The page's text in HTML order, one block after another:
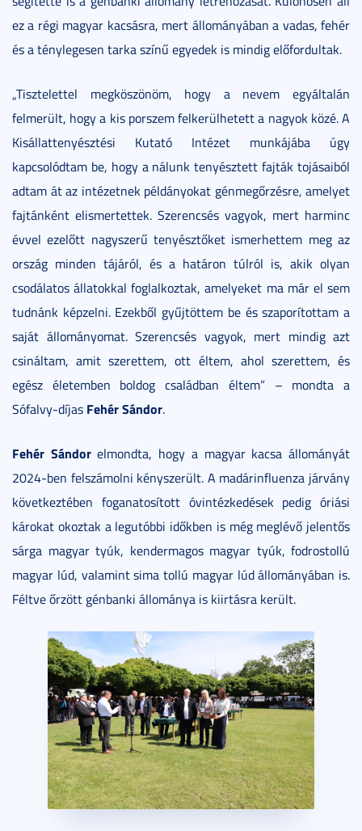
ez a régi magyar kacsásra, mert állományában a vadas, fehér
és a ténylegesen tarka színű egyedek is mindig előfordultak.
„Tisztelettel megköszönöm, hogy a nevem egyáltalán
felmerült, hogy a kis porszem felkerülhetett a nagyok közé. A
Kisállattenyésztési Kutató Intézet munkájába úgy
kapcsolódtam be, hogy a nálunk tenyésztett fajták tojásaiból
adtam át az intézetnek példányokat génmegőrzésre, amelyet
fajtánként elismertettek. Szerencsés vagyok, mert harminc
évvel ezelőtt nagyszerű tenyésztőket ismerhettem meg az
ország minden tájáról, és a határon túlról is, akik olyan
csodálatos állatokkal foglalkoztak, amelyeket ma már el sem
tudnánk képzelni. Ezekből gyűjtöttem be és szaporítottam a
saját állományomat. Szerencsés vagyok, mert mindig azt
csináltam, amit szerettem, ott éltem, ahol szerettem, és
egész életemben boldog családban éltem” – mondta a
Sófalvy-díjas Fehér Sándor.
Fehér Sándorelmondta, hogy a magyar kacsa állományát
2024-ben felszámolni kényszerült. A madárinfluenza járvány
következtében foganatosított óvintézkedések pedig óriási
károkat okoztak a legutóbbi időkben is még meglévő jelentős
sárga magyar tyúk, kendermagos magyar tyúk, fodrostollú
magyar lúd, valamint sima tollú magyar lúd állományában is.
Féltve őrzött génbanki állománya is kiirtásra került.